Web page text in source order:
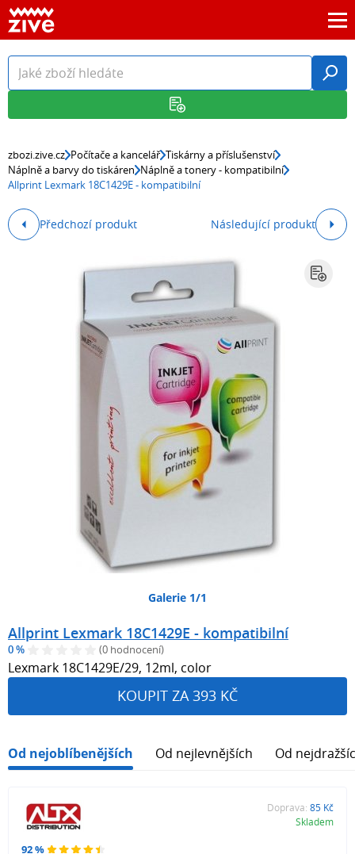
zbozi.zive.cz Počítače a kancelář Tiskárny a příslušenství
Náplně a barvy do tiskáren Náplně a tonery - kompatibilní
Allprint Lexmark 18C1429E - kompatibilní
Předchozí produkt Následující produkt
Galerie 1/1
Allprint Lexmark 18C1429E - kompatibilní
0 % (0 hodnocení)
Lexmark 18C1429E/29, 12ml, color
KOUPIT ZA 393 KČ
Od nejoblíbenějších Od nejlevnějších Od
92 %
Doprava: 85 Kč
Skladem